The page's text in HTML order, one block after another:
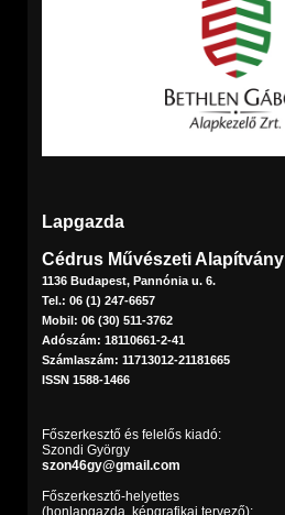
Lapgazda
Cédrus Művészeti Alapítvány
1136 Budapest, Pannónia u. 6.
Tel.: 06 (1) 247-6657
Mobil: 06 (30) 511-3762
Adószám: 18110661-2-41
Számlaszám: 11713012-21181665
ISSN 1588-1466
Főszerkesztő és felelős kiadó:
Szondi György
szon46gy@gmail.com
Főszerkesztő-helyettes